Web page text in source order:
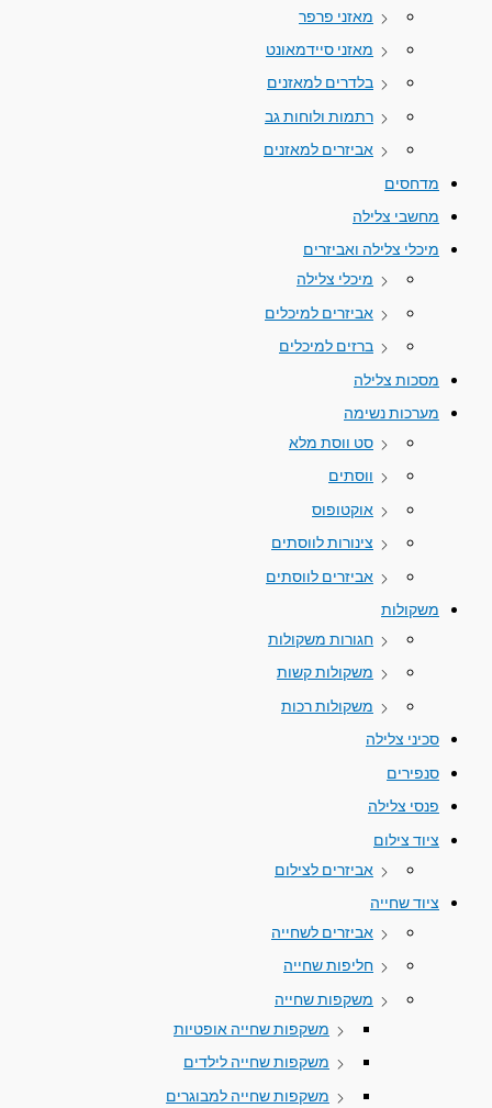
מאזני פרפר
מאזני סיידמאונט
בלדרים למאזנים
רתמות ולוחות גב
אביזרים למאזנים
מדחסים
מחשבי צלילה
מיכלי צלילה ואביזרים
מיכלי צלילה
אביזרים למיכלים
ברזים למיכלים
מסכות צלילה
מערכות נשימה
סט ווסת מלא
ווסתים
אוקטופוס
צינורות לווסתים
אביזרים לווסתים
משקולות
חגורות משקולות
משקולות קשות
משקולות רכות
סכיני צלילה
סנפירים
פנסי צלילה
ציוד צילום
אביזרים לצילום
ציוד שחייה
אביזרים לשחייה
חליפות שחייה
משקפות שחייה
משקפות שחייה אופטיות
משקפות שחייה לילדים
משקפות שחייה למבוגרים